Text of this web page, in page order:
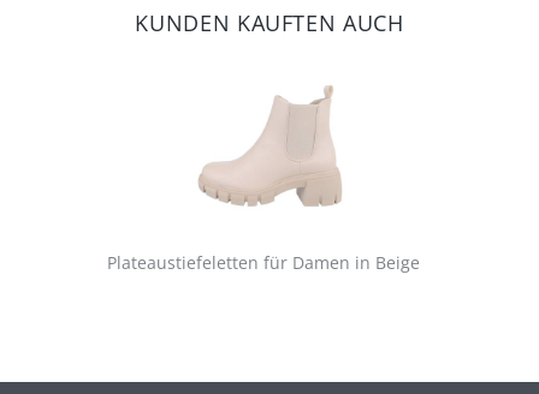
KUNDEN KAUFTEN AUCH
Plateaustiefeletten für Damen in Beige